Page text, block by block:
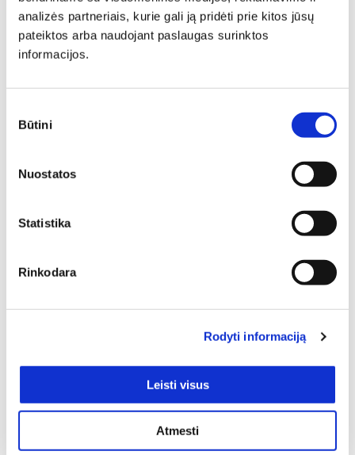
analizės partneriais, kurie gali ją pridėti prie kitos jūsų
pateiktos arba naudojant paslaugas surinktos
informacijos.
pasirinkimas
Būtini
Nuostatos
Statistika
Rinkodara
Rodyti informaciją
Leisti visus
Atmesti
N
Išskleidžiamas stalas
Aukštis: 76 cm
N
Išskleidžiamas stalas
Ilgis: 160 cm, Plotis: 90 cm,
N
Ilgis: 160 cm, Plotis: 90 cm,
Stalas AMBROSIO
Aukštis: 72 cm, Skersmuo: 90
cm